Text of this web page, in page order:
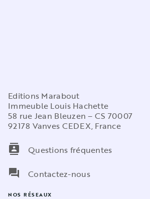
Editions Marabout
Immeuble Louis Hachette
58 rue Jean Bleuzen – CS 70007
92178 Vanves CEDEX, France
contacts
Questions fréquentes
question_answer
Contactez-nous
NOS RÉSEAUX